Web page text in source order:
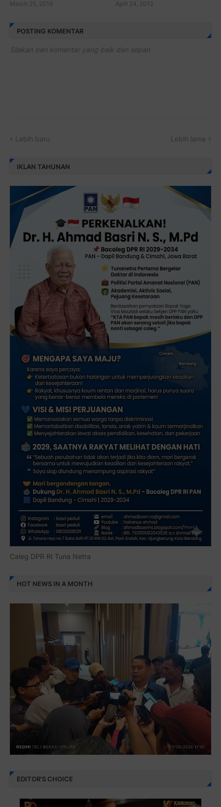
March 25, 2018 April 24, 2012
POSTING KOMENTAR
Silakan beri komentar yang baik dan sopan
Lebih baru Lebih lama
IKLAN TAHUNAN
Caleg DPR RI Tuna Netra
HOT NEWS IN A MONTH
EDITOR'S CHOICE